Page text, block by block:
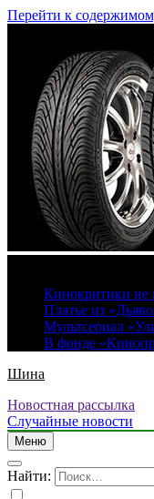
Перейти к
Кинокритики не
Платье из
Мультсериал
В фонде
Шина
Новостная рассылка
Случайные новости
Меню
Найти: